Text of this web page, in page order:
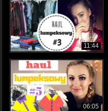
11:44
06:05